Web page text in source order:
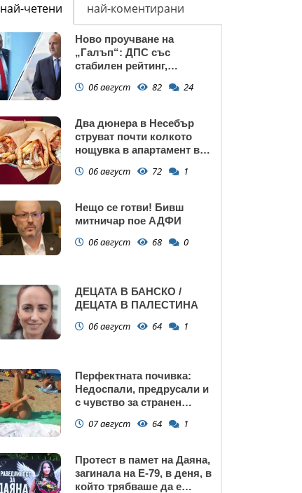
най-четени най-коментирани
Ново проучване на
„Галъп“: ДПС със
стабилен рейтинг,
запазва
06 август 82 24
Два дюнера в Несебър
струват почти колкото
нощувка в апартамент в
06 август 72 1
Нещо се готви! Бивш
митничар пое АДФИ
06 август 68 0
ДЕЦАТА В БАНСКО /
ДЕЦАТА В ПАЛЕСТИНА
06 август 64 1
Перфектната почивка:
Недоспали, предрусали и
с чувство за странен
07 август 64 1
Протест в памет на Даяна,
загинала на Е-79, в деня, в
който трябваше да е